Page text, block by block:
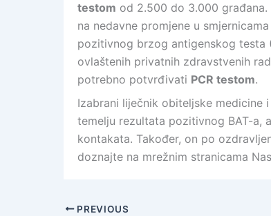
testom od 2.500 do 3.000
na nedavne promjene u
pozitivnog brzog antigenskog testa
ovlaštenih privatnih zdravstvenih
potrebno potvrđivati PCR testom.
Izabrani liječnik obiteljske medicine
temelju rezultata pozitivnog BAT-a,
kontakata. Također, on po
doznajte na mrežnim stranicama
PREVIOUS